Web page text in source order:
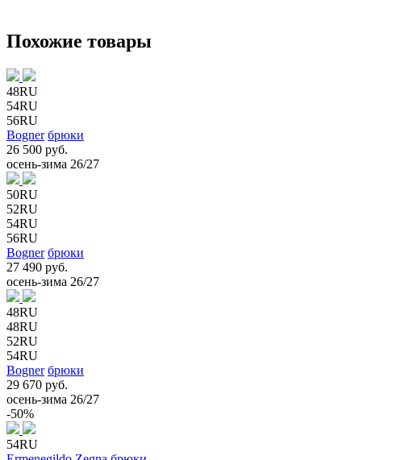
Похожие товары
48RU
54RU
56RU
Bogner брюки
26 500 руб.
осень-зима 26/27
50RU
52RU
54RU
56RU
Bogner брюки
27 490 руб.
осень-зима 26/27
48RU
48RU
52RU
54RU
Bogner брюки
29 670 руб.
осень-зима 26/27
-50%
54RU